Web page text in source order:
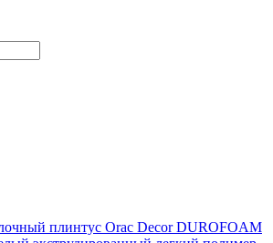
плинтус Orac Decor DUROFOAM